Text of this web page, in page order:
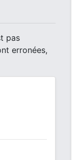
pas
erronées,